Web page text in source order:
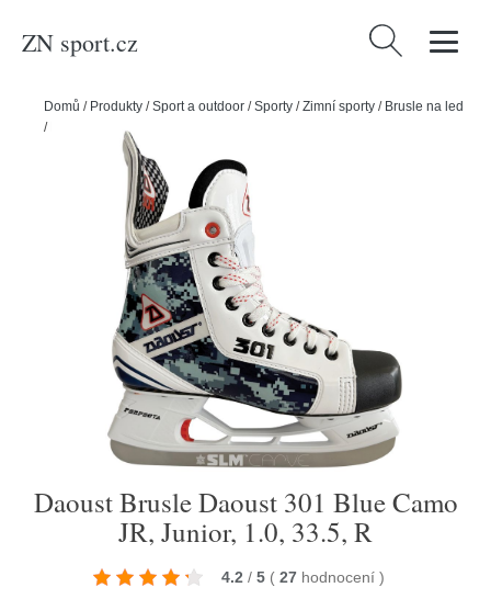
ZN sport.cz Vyhledávání
Domů / Produkty /Sport a outdoor /Sporty /Zimní sporty / Brusle na led
/
Daoust Brusle Daoust 301 Blue Camo JR, Junior, 1.0, 33.5, R
Daoust Brusle Daoust 301 Blue Camo
JR, Junior, 1.0, 33.5, R
4.2 / 5 ( 27 hodnocení )